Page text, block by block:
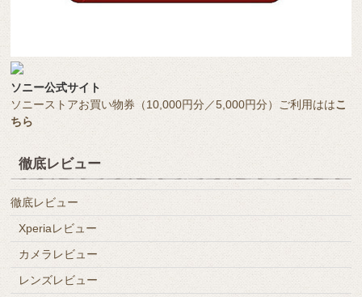
ソニー公式サイト
ソニーストアお買い物券（10,000円分／5,000円分）ご利用ははこ
ちら
徹底レビュー
徹底レビュー
Xperiaレビュー
カメラレビュー
レンズレビュー